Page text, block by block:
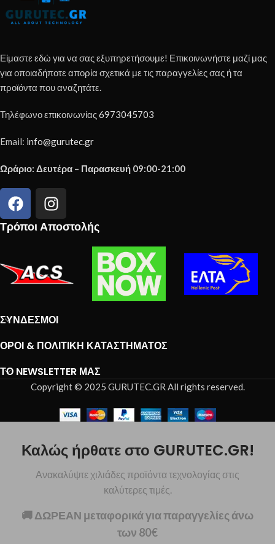
Είμαστε εδώ για να σας εξυπηρετήσουμε! Επικοινωνήστε μαζί μας
για οποιαδήποτε απορία σχετικά με τις παραγγελίες σας ή τα
προϊόντα που αναζητάτε.
Τηλέφωνο επικοινωνίας6973045703
Email: info@gurutec.gr
Ωράριο: Δευτέρα – Παρασκευή 09:00-21:00
Τρόποι Αποστολής
ΣΎΝΔΕΣΜΟΙ
ΌΡΟΙ & ΠΟΛΙΤΙΚΉ ΚΑΤΑΣΤΉΜΑΤΟΣ
ΤΟ NEWSLETTER ΜΑΣ
Copyright © 2025 GURUTEC.GR All rights reserved.
Καλώς ήρθατε στο GURUTEC.GR!
Ανακαλύψτε χιλιάδες προϊόντα τεχνολογίας στις
καλύτερες τιμές.
🚚 ΔΩΡΕΑΝ μεταφορικά για παραγγελίες άνω
των 80€